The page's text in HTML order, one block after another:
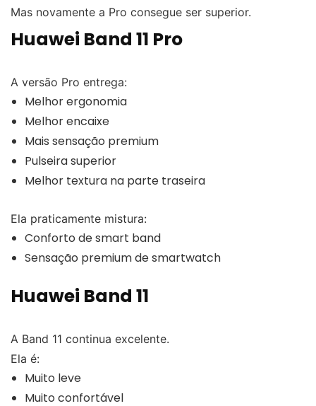
Mas novamente a Pro consegue ser superior.
Huawei Band 11 Pro
A versão Pro entrega:
Melhor ergonomia
Melhor encaixe
Mais sensação premium
Pulseira superior
Melhor textura na parte traseira
Ela praticamente mistura:
Conforto de smart band
Sensação premium de smartwatch
Huawei Band 11
A Band 11 continua excelente.
Ela é:
Muito leve
Muito confortável